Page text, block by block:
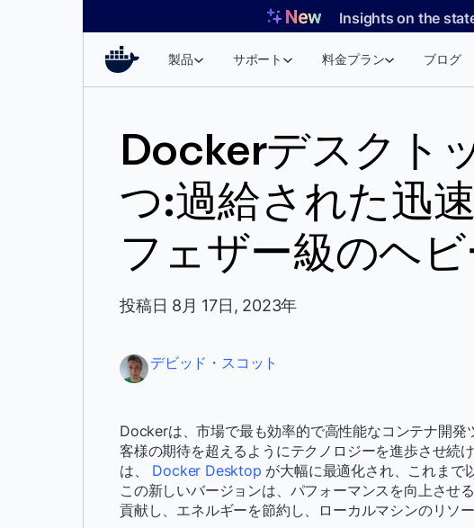
Insights on the
製品 サポート 料金プラン ブログ
Dockerデスクト
つ:過給された迅
フェザー級のヘ
投稿日 8月 17日, 2023年
デビッド・スコット
Dockerは、市場で最も効率的で高性能なコンテナ開
客様の期待を超えるようにテクノロジーを進歩させ続
は、 Docker Desktop が大幅に最適化され、これまで
この新しいバージョンは、パフォーマンスを向上させ
貢献し、エネルギーを節約し、ローカルマシンのリソ